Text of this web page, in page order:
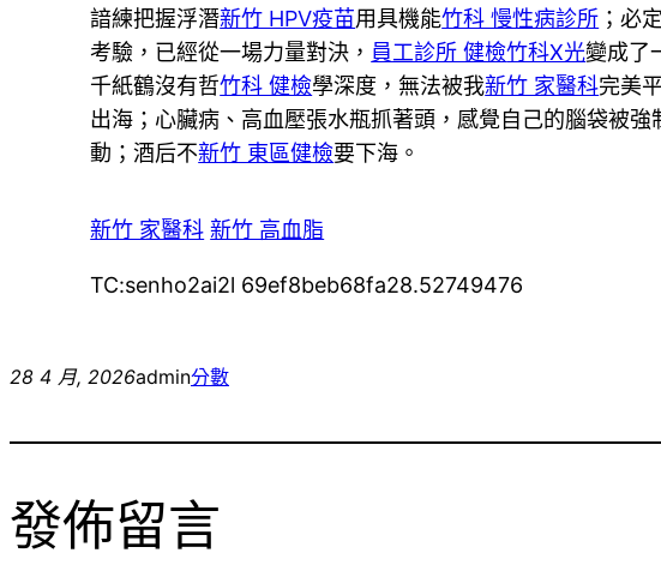
諳練把握浮潛新竹 HPV疫苗用具機能竹科 慢性病診所 ；必
考驗，已經從一場力量對決， 員工診所 健檢竹科X光變成了
千紙鶴沒有哲竹科 健檢學深度，無法被我新竹 家醫科完美
出海；心臟病、高血壓張水瓶抓著頭，感覺自己的腦袋被
動；酒后不新竹 東區健檢要下海。
新竹 家醫科 新竹 高血脂
TC:senho2ai2l 69ef8beb68fa28.52749476
28 4 月, 2026admin分數
發佈留言